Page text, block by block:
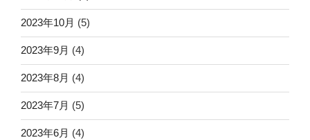
2023年10月 (5)
2023年9月 (4)
2023年8月 (4)
2023年7月 (5)
2023年6月 (4)